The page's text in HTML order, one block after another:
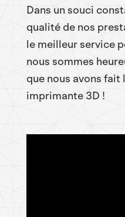
Dans un souci
qualité de nos
le meilleur service
nous sommes
que nous avons fait
imprimante 3D !